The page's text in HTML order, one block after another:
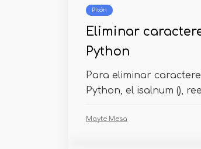
Pitón
Eliminar
Python
Para eliminar
Python, el isalnum (),
Mayte Mesa